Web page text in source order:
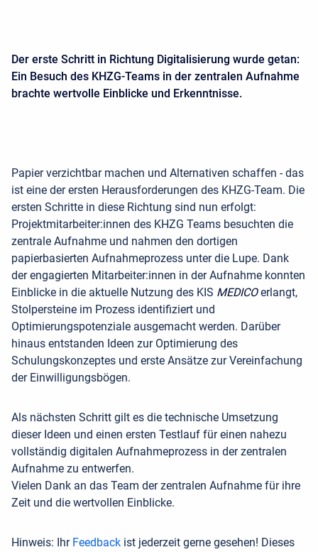
Der erste Schritt in Richtung Digitalisierung wurde getan:
Ein Besuch des KHZG-Teams in der zentralen Aufnahme
brachte wertvolle Einblicke und Erkenntnisse.
Papier verzichtbar machen und Alternativen schaffen - das
ist eine der ersten Herausforderungen des KHZG-Team. Die
ersten Schritte in diese Richtung sind nun erfolgt:
Projektmitarbeiter:innen des KHZG Teams besuchten die
zentrale Aufnahme und nahmen den dortigen
papierbasierten Aufnahmeprozess unter die Lupe. Dank
der engagierten Mitarbeiter:innen in der Aufnahme konnten
Einblicke in die aktuelle Nutzung des KIS MEDICO erlangt,
Stolpersteine im Prozess identifiziert und
Optimierungspotenziale ausgemacht werden. Darüber
hinaus entstanden Ideen zur Optimierung des
Schulungskonzeptes und erste Ansätze zur Vereinfachung
der Einwilligungsbögen.
Als nächsten Schritt gilt es die technische Umsetzung
dieser Ideen und einen ersten Testlauf für einen nahezu
vollständig digitalen Aufnahmeprozess in der zentralen
Aufnahme zu entwerfen.
Vielen Dank an das Team der zentralen Aufnahme für ihre
Zeit und die wertvollen Einblicke.
Hinweis: Ihr Feedback ist jederzeit gerne gesehen! Dieses